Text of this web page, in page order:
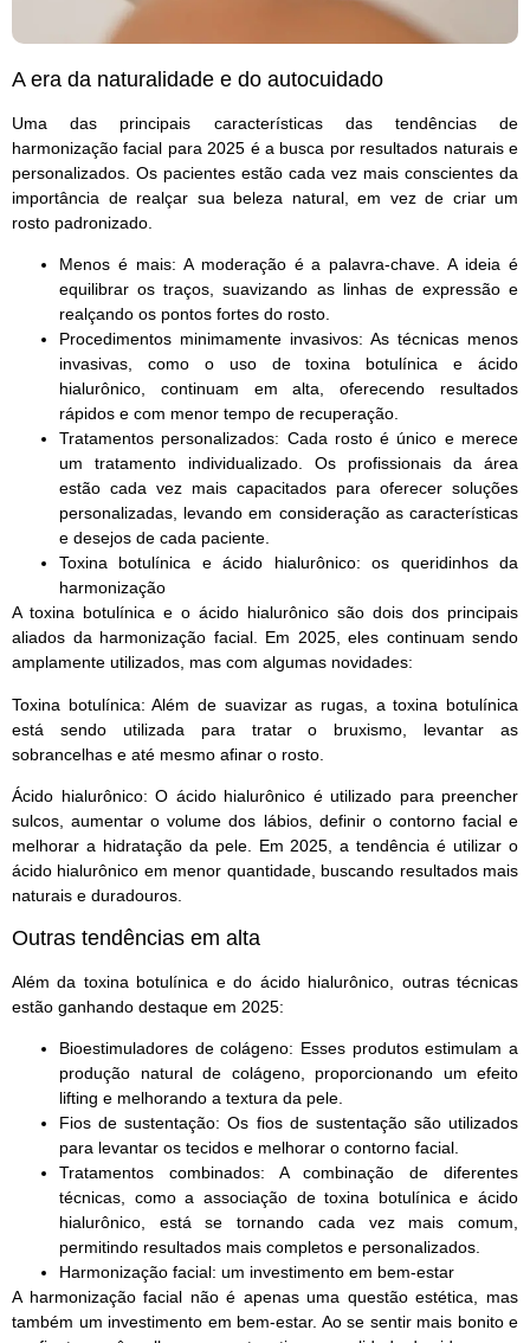
A era da naturalidade e do autocuidado
Uma das principais características das tendências de
harmonização facial para 2025 é a busca por resultados naturais e
personalizados. Os pacientes estão cada vez mais conscientes da
importância de realçar sua beleza natural, em vez de criar um
rosto padronizado.
Menos é mais: A moderação é a palavra-chave. A ideia é
equilibrar os traços, suavizando as linhas de expressão e
realçando os pontos fortes do rosto.
Procedimentos minimamente invasivos: As técnicas menos
invasivas, como o uso de toxina botulínica e ácido
hialurônico, continuam em alta, oferecendo resultados
rápidos e com menor tempo de recuperação.
Tratamentos personalizados: Cada rosto é único e merece
um tratamento individualizado. Os profissionais da área
estão cada vez mais capacitados para oferecer soluções
personalizadas, levando em consideração as características
e desejos de cada paciente.
Toxina botulínica e ácido hialurônico: os queridinhos da
harmonização
A toxina botulínica e o ácido hialurônico são dois dos principais
aliados da harmonização facial. Em 2025, eles continuam sendo
amplamente utilizados, mas com algumas novidades:
Toxina botulínica: Além de suavizar as rugas, a toxina botulínica
está sendo utilizada para tratar o bruxismo, levantar as
sobrancelhas e até mesmo afinar o rosto.
Ácido hialurônico: O ácido hialurônico é utilizado para preencher
sulcos, aumentar o volume dos lábios, definir o contorno facial e
melhorar a hidratação da pele. Em 2025, a tendência é utilizar o
ácido hialurônico em menor quantidade, buscando resultados mais
naturais e duradouros.
Outras tendências em alta
Além da toxina botulínica e do ácido hialurônico, outras técnicas
estão ganhando destaque em 2025:
Bioestimuladores de colágeno: Esses produtos estimulam a
produção natural de colágeno, proporcionando um efeito
lifting e melhorando a textura da pele.
Fios de sustentação: Os fios de sustentação são utilizados
para levantar os tecidos e melhorar o contorno facial.
Tratamentos combinados: A combinação de diferentes
técnicas, como a associação de toxina botulínica e ácido
hialurônico, está se tornando cada vez mais comum,
permitindo resultados mais completos e personalizados.
Harmonização facial: um investimento em bem-estar
A harmonização facial não é apenas uma questão estética, mas
também um investimento em bem-estar. Ao se sentir mais bonito e